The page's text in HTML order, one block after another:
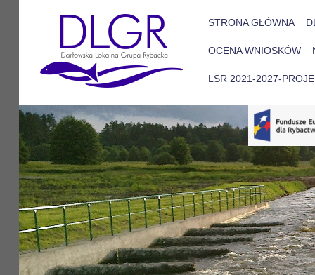
STRONA GŁÓWNA
OCENA WNIOSKÓW
LSR 2021-2027-